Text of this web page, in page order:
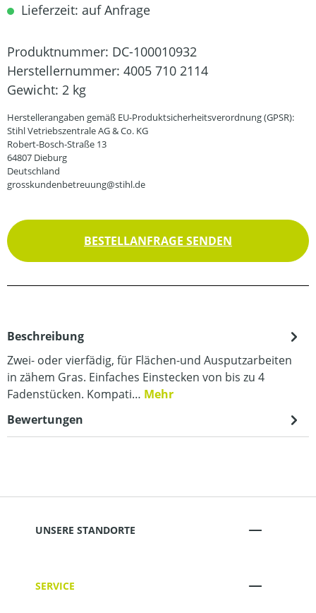
Lieferzeit: auf Anfrage
Produktnummer: DC-100010932
Herstellernummer: 4005 710 2114
Gewicht: 2 kg
Herstellerangaben gemäß EU-Produktsicherheitsverordnung (GPSR):
Stihl Vetriebszentrale AG & Co. KG
Robert-Bosch-Straße 13
64807 Dieburg
Deutschland
grosskundenbetreuung@stihl.de
BESTELLANFRAGE SENDEN
Beschreibung
Zwei- oder vierfädig, für Flächen-und Ausputzarbeiten
in zähem Gras. Einfaches Einstecken von bis zu 4
Fadenstücken. Kompati… Mehr
Bewertungen
UNSERE STANDORTE
SERVICE